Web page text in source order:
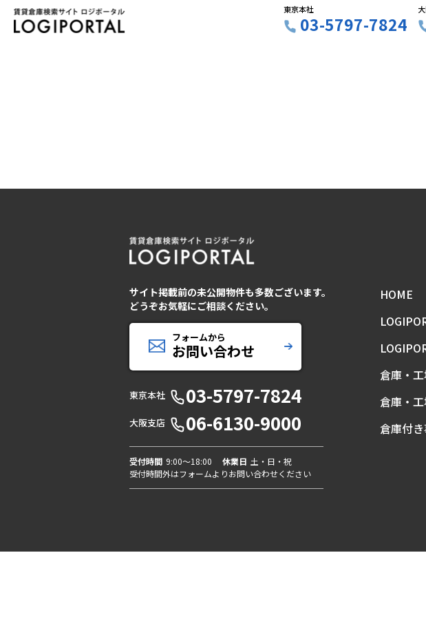
東京本社
03-5797-7824
サイト掲載前の未公開物件も多数ございます。
どうぞお気軽にご相談ください。
フォームから
お問い合わせ
東京本社 03-5797-7824
大阪支店 06-6130-9000
受付時間 9:00〜18:00 休業日 土・日・祝
受付時間外はフォームよりお問い合わせください
HOME
倉庫・
倉庫・
倉庫付